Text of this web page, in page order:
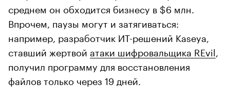
среднем он обходится бизнесу в $6 млн.
Впрочем, паузы могут и затягиваться:
например, разработчик ИТ-решений Kaseya,
ставший жертвой атаки шифровальщика REvil
получил программу для восстановления
файлов только через 19 дней.